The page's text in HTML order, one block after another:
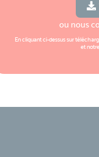
ou nous
En cliquant ci-dessus sur
et notre